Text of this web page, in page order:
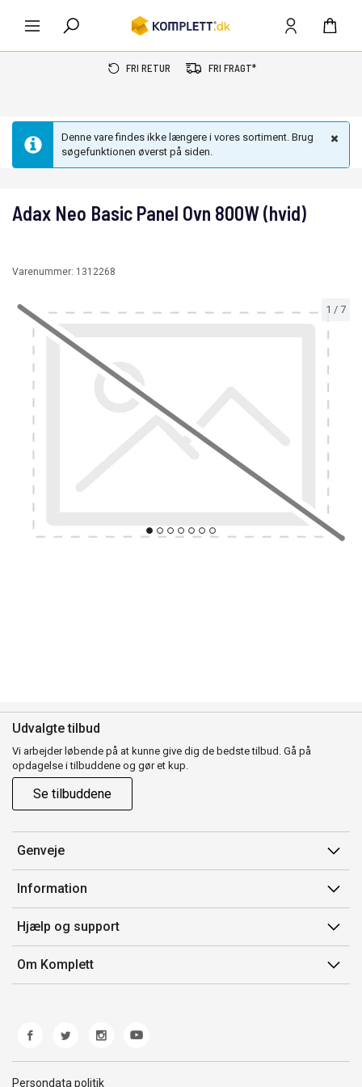
FRI RETUR FRI FRAGT*
Denne vare findes ikke længere i vores sortiment. Brug
søgefunktionen øverst på siden.
1 / 7
Adax Neo Basic Panel Ovn 800W (hvid)
Varenummer: 1312268
Udvalgte tilbud
Vi arbejder løbende på at kunne give dig de bedste tilbud. Gå på
opdagelse i tilbuddene og gør et kup.
Se tilbuddene
Genveje
Min side
Ordrehistorik
Gavekort
Information
Salgsbetingelser
Mærker/producent
Fortrydelsesret
Hjælp og support
Kontakt os
Kundeservice
Fejl/Mangler
Fragt og levering
Om Komplett
Persondata politik